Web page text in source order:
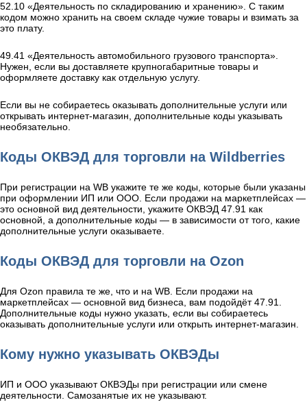
52.10 «Деятельность по складированию и хранению». С таким
кодом можно хранить на своем складе чужие товары и взимать за
это плату.
49.41 «Деятельность автомобильного грузового транспорта».
Нужен, если вы доставляете крупногабаритные товары и
оформляете доставку как отдельную услугу.
Если вы не собираетесь оказывать дополнительные услуги или
открывать интернет-магазин, дополнительные коды указывать
необязательно.
Коды ОКВЭД для торговли на Wildberries
При регистрации на WB укажите те же коды, которые были указаны
при оформлении ИП или ООО. Если продажи на маркетплейсах —
это основной вид деятельности, укажите ОКВЭД 47.91 как
основной, а дополнительные коды — в зависимости от того, какие
дополнительные услуги оказываете.
Коды ОКВЭД для торговли на Ozon
Для Ozon правила те же, что и на WB. Если продажи на
маркетплейсах — основной вид бизнеса, вам подойдёт 47.91.
Дополнительные коды нужно указать, если вы собираетесь
оказывать дополнительные услуги или открыть интернет-магазин.
Кому нужно указывать ОКВЭДы
ИП и ООО указывают ОКВЭДы при регистрации или смене
деятельности. Самозанятые их не указывают.